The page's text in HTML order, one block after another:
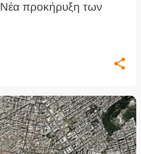
προκήρυξη των